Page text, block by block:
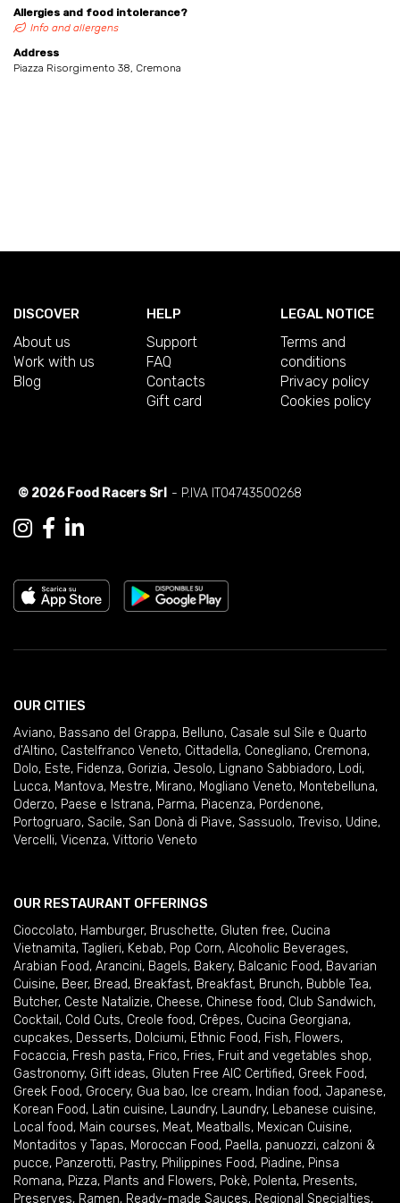
Allergies and food intolerance?
Info and allergens
Address
Piazza Risorgimento 38, Cremona
DISCOVER
About us
Work with us
Blog
HELP
Support
FAQ
Contacts
Gift card
LEGAL NOTICE
Terms and
conditions
Privacy policy
Cookies policy
© 2026 Food Racers Srl - P.IVA IT04743500268
OUR CITIES
Aviano, Bassano del Grappa, Belluno, Casale sul Sile e Quarto
d'Altino, Castelfranco Veneto, Cittadella, Conegliano, Cremona,
Dolo, Este, Fidenza, Gorizia, Jesolo, Lignano Sabbiadoro, Lodi,
Lucca, Mantova, Mestre, Mirano, Mogliano Veneto, Montebelluna,
Oderzo, Paese e Istrana, Parma, Piacenza, Pordenone,
Portogruaro, Sacile, San Donà di Piave, Sassuolo, Treviso, Udine,
Vercelli, Vicenza, Vittorio Veneto
OUR RESTAURANT OFFERINGS
Cioccolato, Hamburger, Bruschette, Gluten free, Cucina
Vietnamita, Taglieri, Kebab, Pop Corn, Alcoholic Beverages,
Arabian Food, Arancini, Bagels, Bakery, Balcanic Food, Bavarian
Cuisine, Beer, Bread, Breakfast, Breakfast, Brunch, Bubble Tea,
Butcher, Ceste Natalizie, Cheese, Chinese food, Club Sandwich,
Cocktail , Cold Cuts, Creole food, Crêpes, Cucina Georgiana,
cupcakes, Desserts, Dolciumi, Ethnic Food, Fish, Flowers,
Focaccia, Fresh pasta, Frico, Fries, Fruit and vegetables shop,
Gastronomy, Gift ideas, Gluten Free AIC Certified, Greek Food,
Greek Food, Grocery, Gua bao, Ice cream, Indian food, Japanese,
Korean Food, Latin cuisine, Laundry, Laundry, Lebanese cuisine,
Local food, Main courses, Meat, Meatballs, Mexican Cuisine,
Montaditos y Tapas, Moroccan Food, Paella, panuozzi, calzoni &
pucce, Panzerotti, Pastry, Philippines Food, Piadine, Pinsa
Romana, Pizza, Plants and Flowers, Pokè, Polenta, Presents,
Preserves, Ramen, Ready-made Sauces, Regional Specialties,